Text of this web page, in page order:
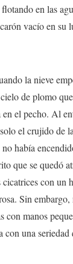
en las
vacío en su
la nieve
de plomo
el pecho. Al
el crujido de
había
que se quedó
con un
Sin
con manos
con una